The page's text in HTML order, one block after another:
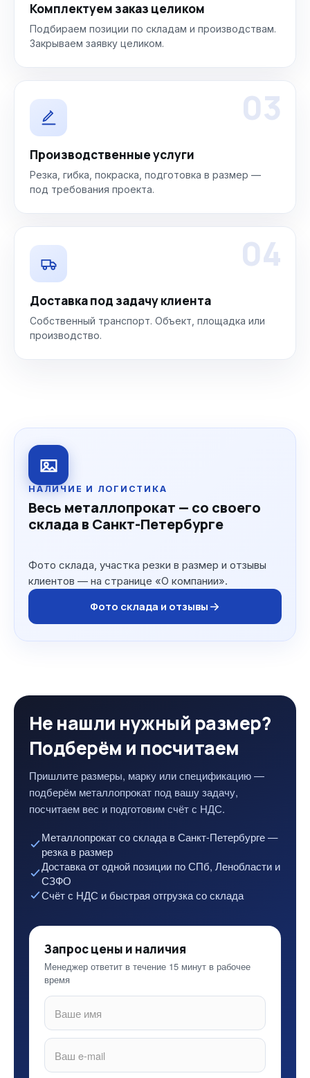
Комплектуем заказ целиком
Подбираем позиции по складам и производствам.
Закрываем заявку целиком.
03
Производственные услуги
Резка, гибка, покраска, подготовка в размер —
под требования проекта.
04
Доставка под задачу клиента
Собственный транспорт. Объект, площадка или
производство.
НАЛИЧИЕ И ЛОГИСТИКА
Весь металлопрокат — со своего
склада в Санкт-Петербурге
Фото склада, участка резки в размер и отзывы
клиентов — на странице «О компании».
Фото склада и отзывы
Не нашли нужный размер?
Подберём и посчитаем
Пришлите размеры, марку или спецификацию —
подберём металлопрокат под вашу задачу,
посчитаем вес и подготовим счёт с НДС.
Металлопрокат со склада в Санкт-Петербурге —
резка в размер
Доставка от одной позиции по СПб, Ленобласти и
СЗФО
Счёт с НДС и быстрая отгрузка со склада
Запрос цены и наличия
Менеджер ответит в течение 15 минут в рабочее
время